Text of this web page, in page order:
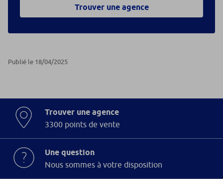
Trouver une agence
Publié le 18/04/2025
Trouver une agence
3300 points de vente
Une question
Nous sommes à votre disposition